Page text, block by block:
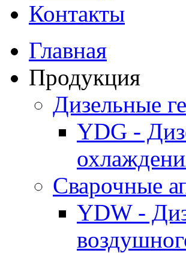
Контакты
Главная
Продукция
Дизельные
YDG -
Cварочные
YDW -